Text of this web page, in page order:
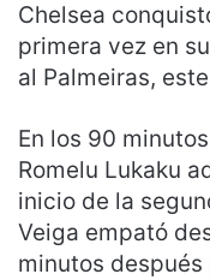
Chelsea
primera vez en
al Palmeiras,
En los 90
Romelu Lukaku
inicio de la
Veiga empató
minutos